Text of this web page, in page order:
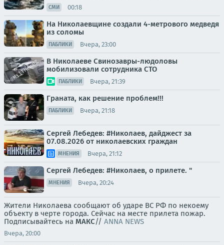
СМИ 00:18
На Николаевщине создали 4-метрового медведя
из соломы
ПАБЛИКИ Вчера, 23:00
В Николаеве Свинозавры-людоловы
мобилизовали сотрудника СТО
ПАБЛИКИ Вчера, 21:39
Граната, как решение проблем!!!
ПАБЛИКИ Вчера, 21:18
Сергей Лебедев: #Николаев, дайджест за
07.08.2026 от николаевских граждан
МНЕНИЯ Вчера, 21:12
Сергей Лебедев: #Николаев, о прилете. "
МНЕНИЯ Вчера, 20:24
Жители Николаева сообщают об ударе ВС РФ по некоему
объекту в черте города. Сейчас на месте прилета пожар.
Подписывайтесь на МАКС// ANNA NEWS
Вчера, 20:00